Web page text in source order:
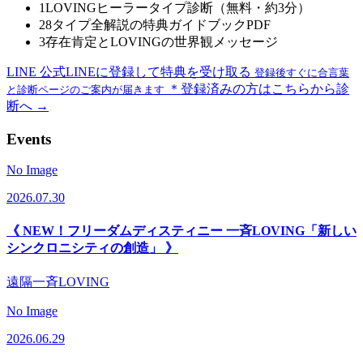
1LOVINGヒーラータイプ診断（無料・約3分）
28タイプ全解説の特典ガイドブックPDF
3存在肯定とLOVINGの世界観メッセージ
LINE 公式LINEに登録して特典を受け取る 登録後すぐに合言葉
と診断ページのご案内が届きます
＊登録済みの方はこちらから診
断へ →
Events
No Image
2026.07.30
《 NEW！フリーダムディスティニー 一斉LOVING「新しい
シンクロニシティの創造」 》
遠隔一斉LOVING
No Image
2026.06.29